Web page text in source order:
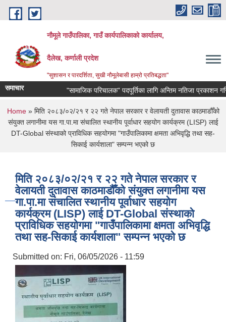
Skip to main content
नौमूले गाउँपालिका, गाउँ कार्यपालिकाको कार्यालय,
दैलेख, कर्णाली प्रदेश
"सुशासन र पारदर्शिता, सुखी नौमूलेबासी हाम्रो प्रतिबद्धता"
समाचार "सामाजिक परिचालक" पदपूर्तिका लागि अन्तिम नतिजा प्रकाशन गरिएको
You are here
Home» मिति २०८३/०२/२१ र २२ गते नेपाल सरकार र वेलायती दुतावास काठमाडौँको
संयुक्त लगानीमा यस गा.पा.मा संचालित स्थानीय पूर्वाधार सहयोग कार्यक्रम (LISP) लाई
DT-Global संस्थाको प्राविधिक सहयोगमा "गाउँपालिकामा क्षमता अभिवृद्धि तथा सह-
सिकाई कार्यशाला" सम्पन्न भएको छ
मिति २०८३/०२/२१ र २२ गते नेपाल सरकार र
वेलायती दुतावास काठमाडौँको संयुक्त लगानीमा यस
गा.पा.मा संचालित स्थानीय पूर्वाधार सहयोग
कार्यक्रम (LISP) लाई DT-Global संस्थाको
प्राविधिक सहयोगमा "गाउँपालिकामा क्षमता अभिवृद्धि
तथा सह-सिकाई कार्यशाला" सम्पन्न भएको छ
Submitted on: Fri, 06/05/2026 - 11:59